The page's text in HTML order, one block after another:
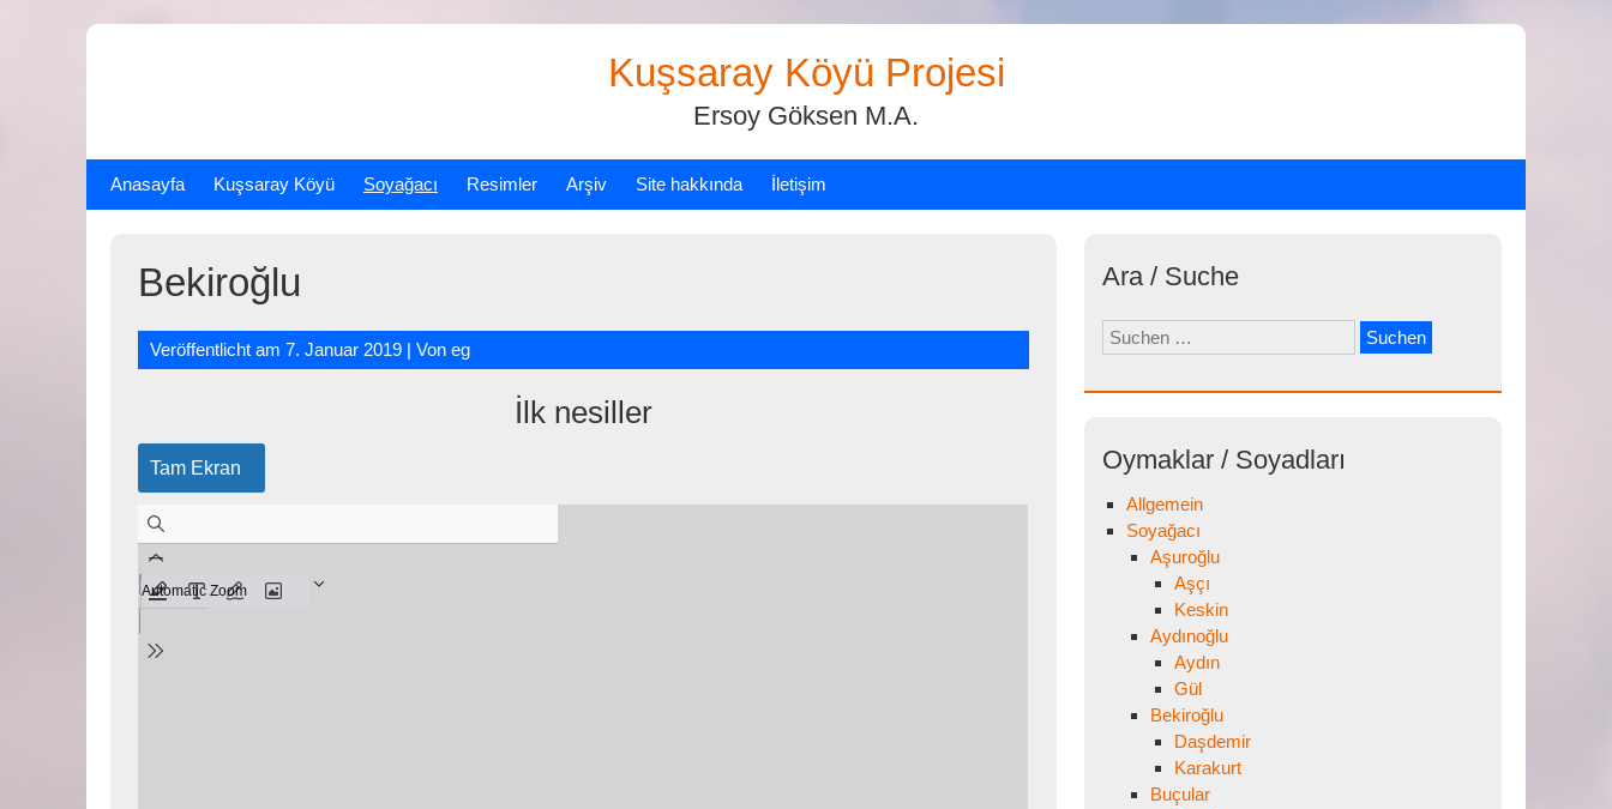
Kuşsaray Köyü Projesi
Ersoy Göksen M.A.
Anasayfa Kuşsaray Köyü Soyağacı Resimler Arşiv Site hakkında İletişim
Bekiroğlu
Veröffentlicht am7. Januar 2019 | Voneg
İlk nesiller
Tam Ekran
Ara / Suche
Suchen
nach:
Oymaklar / Soyadları
Allgemein
Soyağacı
Aşuroğlu
Aşçı
Keskin
Aydınoğlu
Aydın
Gül
Bekiroğlu
Daşdemir
Karakurt
Buçular